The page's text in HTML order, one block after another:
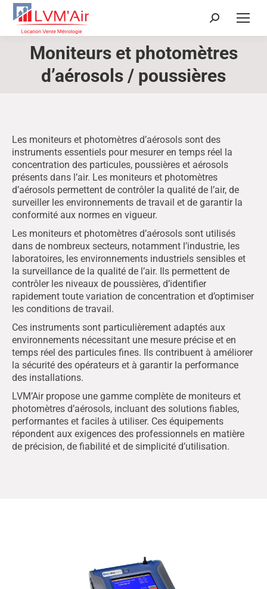
Recherche
Moniteurs et photomètres
d’aérosols / poussières
Vous êtes ici :
Les moniteurs et photomètres d’aérosols sont des
instruments essentiels pour mesurer en temps réel la
concentration des particules, poussières et aérosols
présents dans l’air. Les moniteurs et photomètres
d’aérosols permettent de contrôler la qualité de l’air, de
surveiller les environnements de travail et de garantir la
conformité aux normes en vigueur.
Les moniteurs et photomètres d’aérosols sont utilisés
dans de nombreux secteurs, notamment l’industrie, les
laboratoires, les environnements industriels sensibles et
la surveillance de la qualité de l’air. Ils permettent de
contrôler les niveaux de poussières, d’identifier
rapidement toute variation de concentration et d’optimiser
les conditions de travail.
Ces instruments sont particulièrement adaptés aux
environnements nécessitant une mesure précise et en
temps réel des particules fines. Ils contribuent à améliorer
la sécurité des opérateurs et à garantir la performance
des installations.
LVM’Air propose une gamme complète de moniteurs et
photomètres d’aérosols, incluant des solutions fiables,
performantes et faciles à utiliser. Ces équipements
répondent aux exigences des professionnels en matière
de précision, de fiabilité et de simplicité d’utilisation.